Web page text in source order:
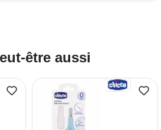
être aussi